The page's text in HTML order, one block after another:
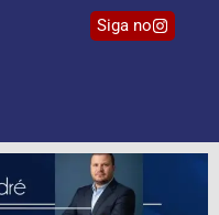
Siga no